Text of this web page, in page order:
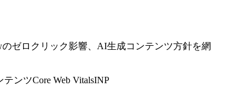
ゼロクリック影響、AI生成コンテンツ方針を網
テンツCore Web VitalsINP